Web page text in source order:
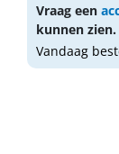
Vraag een
kunnen zien.
Vandaag